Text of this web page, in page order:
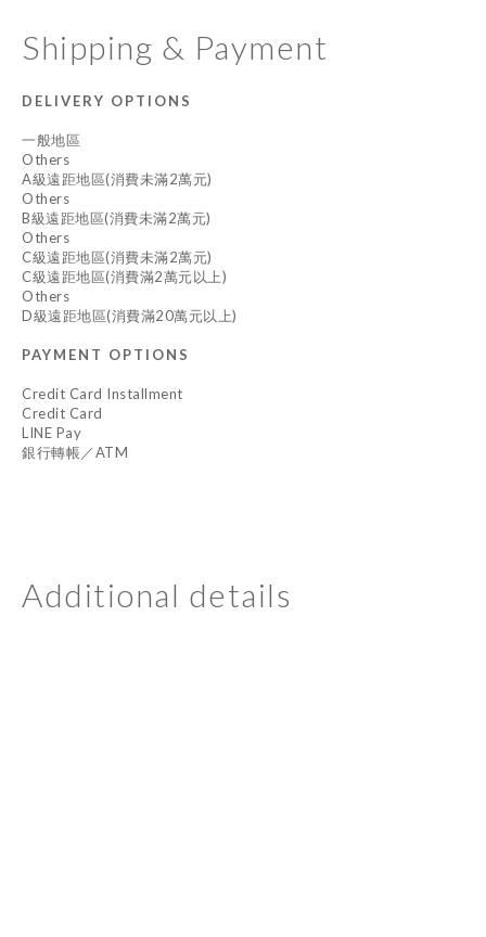
Shipping & Payment
DELIVERY OPTIONS
一般地區
Others
A級遠距地區(消費未滿2萬元)
Others
B級遠距地區(消費未滿2萬元)
Others
C級遠距地區(消費未滿2萬元)
C級遠距地區(消費滿2萬元以上)
Others
D級遠距地區(消費滿20萬元以上)
PAYMENT OPTIONS
Credit Card Installment
Credit Card
LINE Pay
銀行轉帳／ATM
Additional details